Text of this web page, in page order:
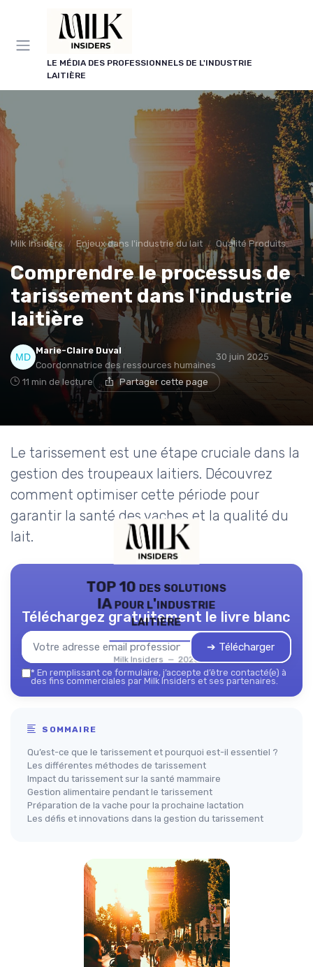
LE MÉDIA DES PROFESSIONNELS DE L'INDUSTRIE
LAITIÈRE
Milk Insiders Enjeux dans l'industrie du lait Qualité Produits
Comprendre le processus de
tarissement dans l'industrie
laitière
Marie-Claire Duval
Coordonnatrice des ressources humaines
30 juin 2025
11 min de lecture Partager cette page
Le tarissement est une étape cruciale dans la
gestion des troupeaux laitiers. Découvrez
comment optimiser cette période pour
garantir la santé des vaches et la qualité du
lait.
TOP 10 des solutions
IA pour l'industrie
laitière
Milk Insiders — 2026
Téléchargez gratuitement le livre blanc
➔ Télécharger
* En remplissant ce formulaire, j’accepte d’être contacté(e) à
des fins commerciales par Milk Insiders et ses partenaires.
SOMMAIRE
Qu’est-ce que le tarissement et pourquoi est-il essentiel ?
Les différentes méthodes de tarissement
Impact du tarissement sur la santé mammaire
Gestion alimentaire pendant le tarissement
Préparation de la vache pour la prochaine lactation
Les défis et innovations dans la gestion du tarissement